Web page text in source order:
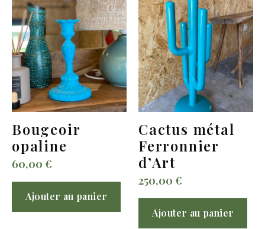
Bougeoir
opaline
60,00€
Ajouter au panier
Cactus métal
Ferronnier
d’Art
250,00€
Ajouter au panier